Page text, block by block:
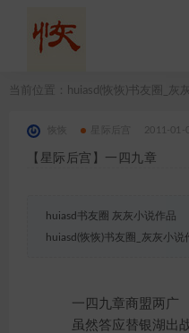
当前位置： huiasd(恢恢)书友圈_灰
2011-01-
【星际后宫】一四九章
huiasd书友圈 灰灰小说作品
huiasd(恢恢)书友圈_灰灰小说
一四九章商盟两广
虽然答应替银湖出战